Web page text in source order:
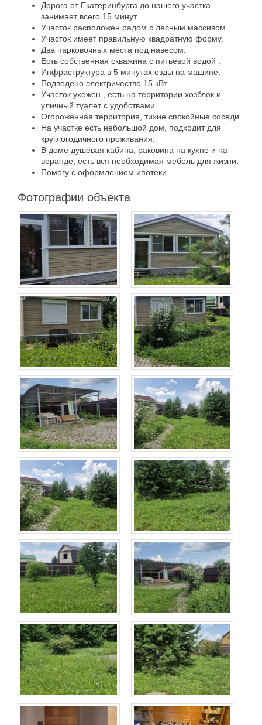
Дорога от Екатеринбурга до нашего участка
занимает всего 15 минут .
Участок расположен радом с лесным массивом.
Участок имеет правильную квадратную форму.
Два парковочных места под навесом.
Есть собственная скважина с питьевой водой .
Инфраструктура в 5 минутах езды на машине.
Подведено электричество 15 кВт.
Участок ухожен , есть на территории хозблок и
уличный туалет с удобствами.
Огороженная территория, тихие спокойные соседи.
На участке есть небольшой дом, подходит для
круглогодичного проживания.
В доме душевая кабина, раковина на кухне и на
веранде, есть вся необходимая мебель для жизни.
Помогу с оформлением ипотеки.
Фотографии объекта